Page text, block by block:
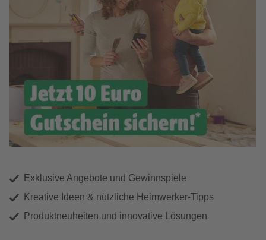
Exklusive Angebote und Gewinnspiele
Kreative Ideen & nützliche Heimwerker-Tipps
Produktneuheiten und innovative Lösungen